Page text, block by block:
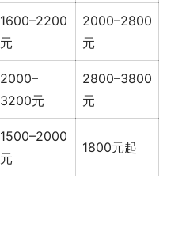
1600–2200
元
2000–2800
元
2000–
3200元
2800–3800
元
1500–2000
元
1800元起